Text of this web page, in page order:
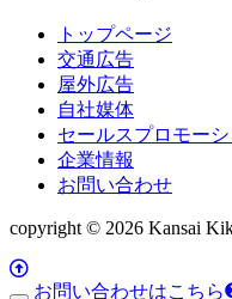
トップページ
交通広告
屋外広告
自社媒体
セールスプロモー
企業情報
お問い合わせ
copyright © 2026 Kansai
お問い合わせはこちら